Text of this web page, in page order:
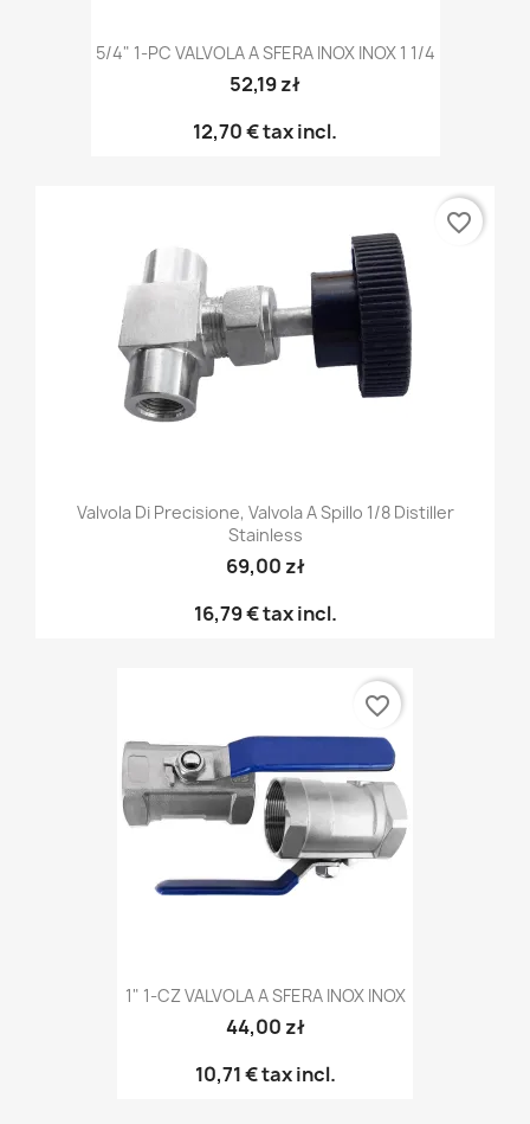
5/4" 1-PC VALVOLA A SFERA INOX INOX 1 1/4
52,19 zł
12,70 €tax incl.
Valvola Di Precisione, Valvola A Spillo 1/8 Distiller
Stainless
69,00 zł
16,79 €tax incl.
favorite_border
1" 1-CZ VALVOLA A SFERA INOX INOX
44,00 zł
10,71 €tax incl.
favorite_border